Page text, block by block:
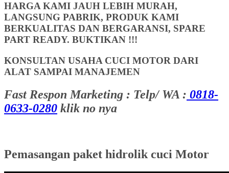
HARGA KAMI JAUH LEBIH MURAH,
LANGSUNG PABRIK, PRODUK KAMI
BERKUALITAS DAN BERGARANSI, SPARE
PART READY. BUKTIKAN !!!
KONSULTAN USAHA CUCI MOTOR DARI
ALAT SAMPAI MANAJEMEN
Fast Respon Marketing : Telp/ WA : 0818-
0633-0280 klik no nya
Pemasangan paket hidrolik cuci Motor